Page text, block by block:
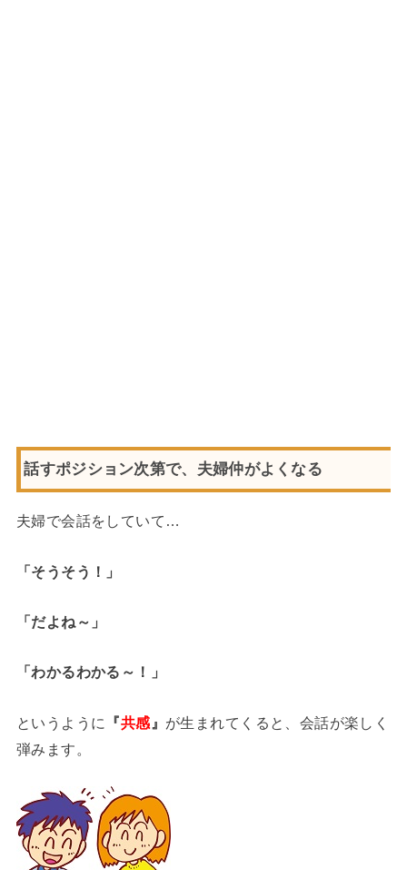
話すポジション次第で、夫婦仲がよくなる
夫婦で会話をしていて…
「そうそう！」
「だよね～」
「わかるわかる～！」
というように 『共感 』 が生まれてくると、会話が楽しく
弾みます。